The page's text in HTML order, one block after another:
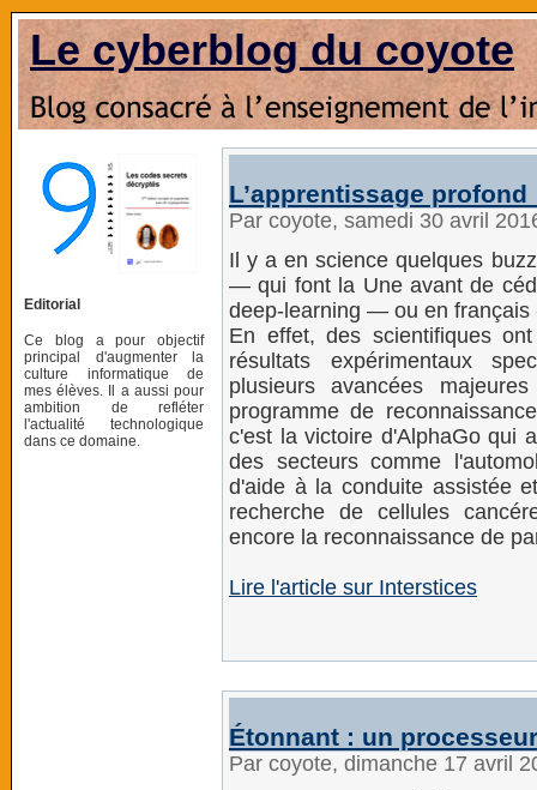
Le cyberblog du coyote
Editorial
Ce blog a pour objectif
principal d'augmenter la
culture informatique de
mes élèves. Il a aussi pour
ambition de refléter
l'actualité technologique
dans ce domaine.
L’apprentissage
Par coyote, samedi 30 avril
Il y a en science quelques
— qui font la Une avant de
deep-learning — ou en
En effet, des scientifiques
résultats expérimentaux
plusieurs avancées
programme de
c'est la victoire d'AlphaGo qui
des secteurs comme
d'aide à la conduite assistée
recherche de cellules
encore la reconnaissance de
Lire l'article sur Interstices
Étonnant : un
Par coyote, dimanche 17 avril